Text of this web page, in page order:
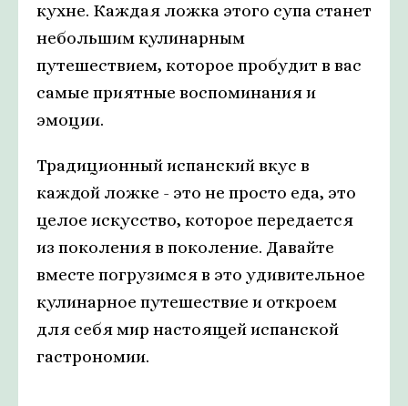
кухне. Каждая ложка этого супа станет
небольшим кулинарным
путешествием, которое пробудит в вас
самые приятные воспоминания и
эмоции.
Традиционный испанский вкус в
каждой ложке - это не просто еда, это
целое искусство, которое передается
из поколения в поколение. Давайте
вместе погрузимся в это удивительное
кулинарное путешествие и откроем
для себя мир настоящей испанской
гастрономии.